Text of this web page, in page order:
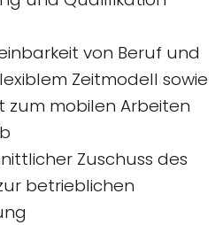
von Beruf und
Zeitmodell sowie
zum mobilen Arbeiten
Zuschuss des
betrieblichen